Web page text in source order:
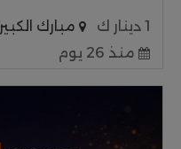
1 دينار ك مبارك الكبير
منذ 26 يوم